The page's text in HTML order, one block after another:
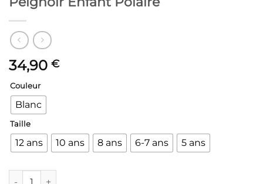
34,90 €
Couleur
Blanc
Taille
12 ans 10 ans 8 ans 6-7 ans 5 ans
quantité de Peignoir Enfant Polaire